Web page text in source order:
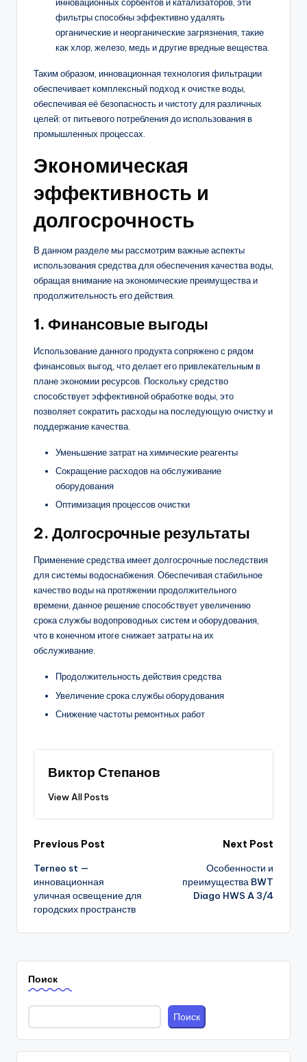
инновационных сорбентов и катализаторов, эти
фильтры способны эффективно удалять
органические и неорганические загрязнения, такие
как хлор, железо, медь и другие вредные вещества.
Таким образом, инновационная технология фильтрации
обеспечивает комплексный подход к очистке воды,
обеспечивая её безопасность и чистоту для различных
целей: от питьевого потребления до использования в
промышленных процессах.
Экономическая
эффективность и
долгосрочность
В данном разделе мы рассмотрим важные аспекты
использования средства для обеспечения качества воды,
обращая внимание на экономические преимущества и
продолжительность его действия.
1. Финансовые выгоды
Использование данного продукта сопряжено с рядом
финансовых выгод, что делает его привлекательным в
плане экономии ресурсов. Поскольку средство
способствует эффективной обработке воды, это
позволяет сократить расходы на последующую очистку и
поддержание качества.
Уменьшение затрат на химические реагенты
Сокращение расходов на обслуживание
оборудования
Оптимизация процессов очистки
2. Долгосрочные результаты
Применение средства имеет долгосрочные последствия
для системы водоснабжения. Обеспечивая стабильное
качество воды на протяжении продолжительного
времени, данное решение способствует увеличению
срока службы водопроводных систем и оборудования,
что в конечном итоге снижает затраты на их
обслуживание.
Продолжительность действия средства
Увеличение срока службы оборудования
Снижение частоты ремонтных работ
Виктор Степанов
View All Posts
Post
navigation
Previous Post
Terneo st —
инновационная
уличная освещение для
городских пространств
Next Post
Особенности и
преимущества BWT
Diago HWS A 3/4
Поиск
Поиск